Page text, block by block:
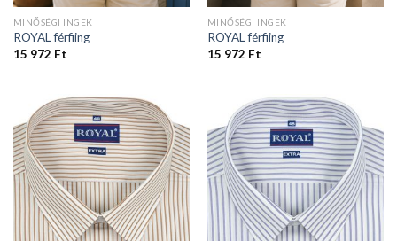
MINŐSÉGI INGEK
ROYAL férfiing
15 972 Ft
MINŐSÉGI INGEK
ROYAL férfiing
15 972 Ft